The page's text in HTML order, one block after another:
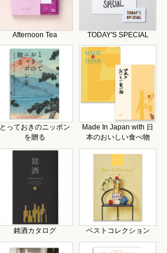
Afternoon Tea TODAY'S SPECIAL
とっておきのニッポン
を贈る
Made In Japan with 日
本のおいしい食べ物
銘酒カタログ ベストコレクション